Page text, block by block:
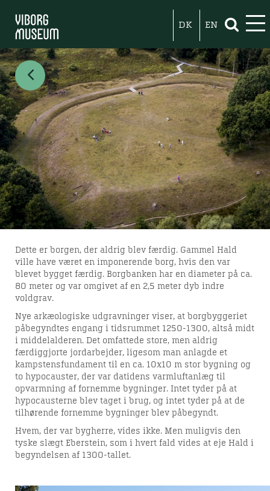
DK EN
Dette er borgen, der aldrig blev færdig. Gammel Hald
ville have været en imponerende borg, hvis den var
blevet bygget færdig. Borgbanken har en diameter på ca.
80 meter og var omgivet af en 2,5 meter dyb indre
voldgrav.
Nye arkæologiske udgravninger viser, at borgbyggeriet
påbegyndtes engang i tidsrummet 1250-1300, altså midt
i middelalderen. Det omfattede store, men aldrig
færdiggjorte jordarbejder, ligesom man anlagde et
kampstensfundament til en ca. 10x10 m stor bygning og
to hypocauster, der var datidens varmluftanlæg til
opvarmning af fornemme bygninger. Intet tyder på at
hypocausterne blev taget i brug, og intet tyder på at de
tilhørende fornemme bygninger blev påbegyndt.
Hvem, der var bygherre, vides ikke. Men muligvis den
tyske slægt Eberstein, som i hvert fald vides at eje Hald i
begyndelsen af 1300-tallet.